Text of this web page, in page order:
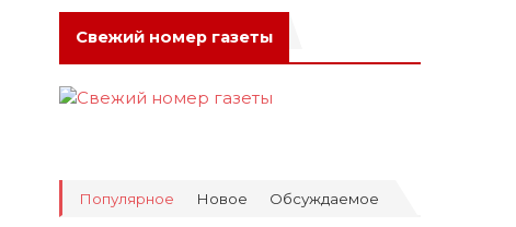
Свежий номер газеты
Популярное Новое Обсуждаемое